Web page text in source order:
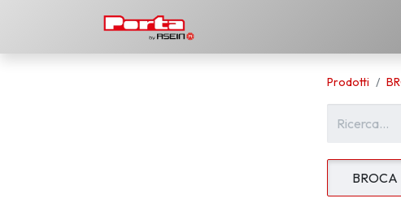
Prodotti
BROCA